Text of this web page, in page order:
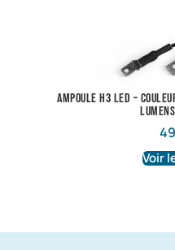
Ampoule H3 LED –
Voir